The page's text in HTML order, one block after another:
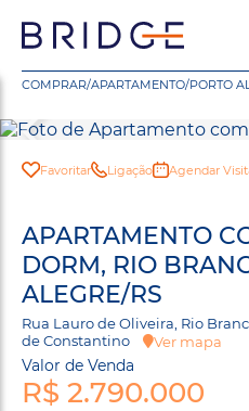
COMPRAR/APARTAMENTO/PORTO
Favoritar Ligação Agendar
APARTAMENTO
DORM, RIO
ALEGRE/RS
Rua Lauro de Oliveira, Rio
de Constantino
Ver mapa
Valor de Venda
R$ 2.790.000